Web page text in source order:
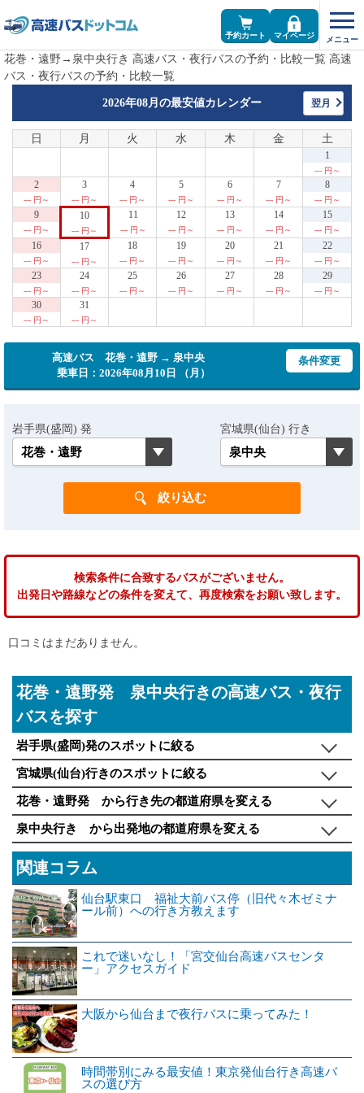
予約カート マイページ
花巻・遠野→泉中央行き 高速バス・夜行バスの予約・比較一覧 高速
バス・夜行バスの予約・比較一覧
2026年08月の最安値カレンダー 翌月
日 月 火 水 木 金 土
1
--- 円～
2
--- 円～
3
--- 円～
4
--- 円～
5
--- 円～
6
--- 円～
7
--- 円～
8
--- 円～
9
--- 円～
10
--- 円～
11
--- 円～
12
--- 円～
13
--- 円～
14
--- 円～
15
--- 円～
16
--- 円～
17
--- 円～
18
--- 円～
19
--- 円～
20
--- 円～
21
--- 円～
22
--- 円～
23
--- 円～
24
--- 円～
25
--- 円～
26
--- 円～
27
--- 円～
28
--- 円～
29
--- 円～
30
--- 円～
31
--- 円～
高速バス 花巻・遠野 → 泉中央
乗車日：2026年08月10日 （月）
条件変更
岩手県(盛岡) 発 宮城県(仙台) 行き
検索条件に合致するバスがございません。
出発日や路線などの条件を変えて、再度検索をお願い致します。
口コミはまだありません。
花巻・遠野発 泉中央行きの高速バス・夜行
バスを探す
岩手県(盛岡)発のスポットに絞る
宮城県(仙台)行きのスポットに絞る
花巻・遠野発 から行き先の都道府県を変える
泉中央行き から出発地の都道府県を変える
関連コラム
仙台駅東口 福祉大前バス停（旧代々木ゼミナ
ール前）への行き方教えます
これで迷いなし！「宮交仙台高速バスセンタ
ー」アクセスガイド
大阪から仙台まで夜行バスに乗ってみた！
時間帯別にみる最安値！東京発仙台行き高速バ
スの選び方